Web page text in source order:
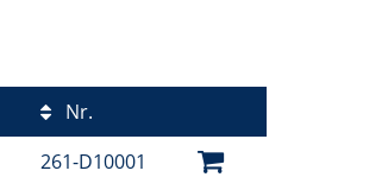
Nr.
261-D10001